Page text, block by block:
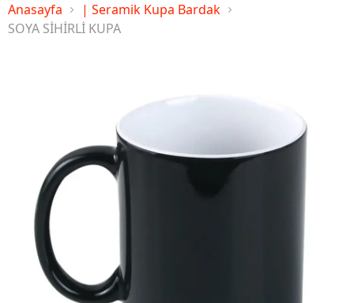
Anasayfa
| Seramik Kupa Bardak
SOYA SİHİRLİ KUPA